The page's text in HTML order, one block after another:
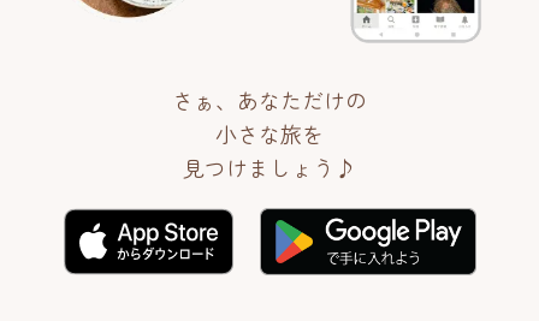
さぁ、あなただけの
小さな旅を
見つけましょう♪